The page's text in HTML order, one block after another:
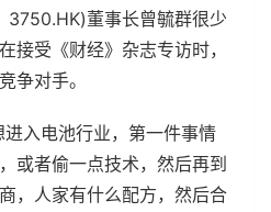
董事长曾毓群很少
接受《财经》杂志专访时，
争对手。
进入电池行业，第一件事情
或者偷一点技术，然后再到
，人家有什么配方，然后合